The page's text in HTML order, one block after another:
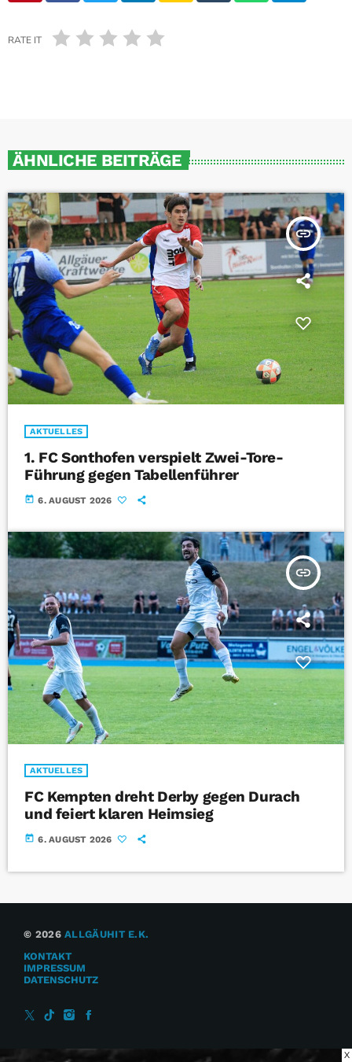
RATE IT
ÄHNLICHE BEITRÄGE
insert_link
AKTUELLES
1. FC Sonthofen verspielt Zwei-Tore-
Führung gegen Tabellenführer
today 6. AUGUST 2026
insert_link
AKTUELLES
FC Kempten dreht Derby gegen Durach
und feiert klaren Heimsieg
today 6. AUGUST 2026
© 2026ALLGÄUHIT E.K.
KONTAKT
IMPRESSUM
DATENSCHUTZ
X